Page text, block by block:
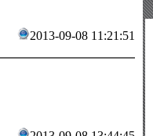
2013-09-08 11:21:51